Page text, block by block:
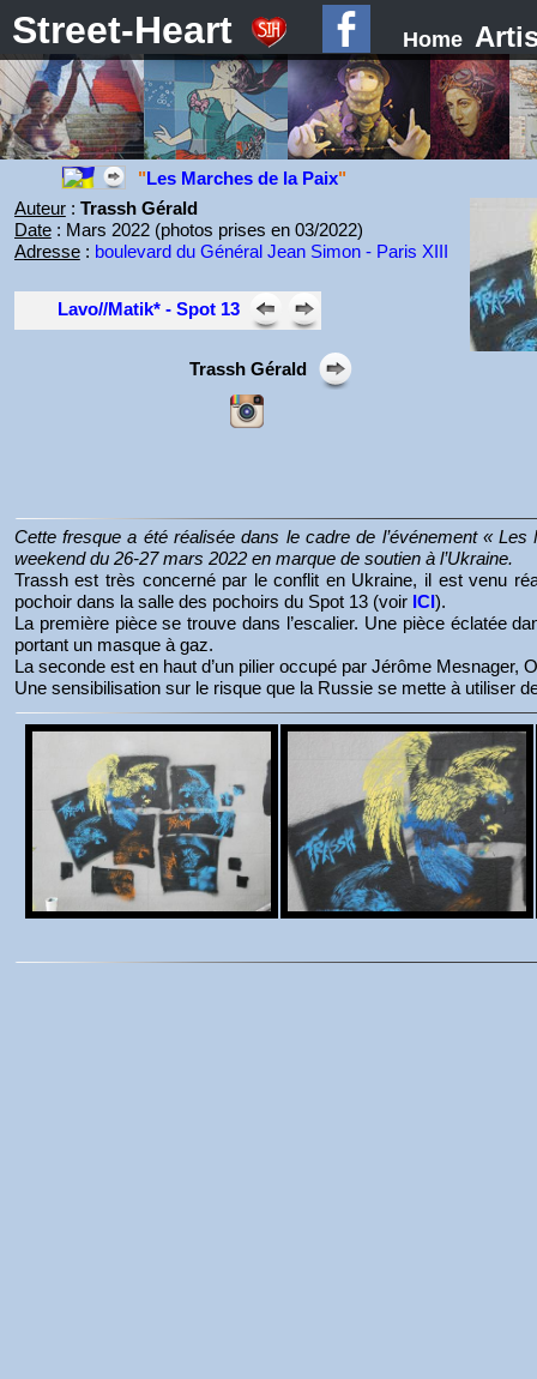
Street-Heart Home
"Les Marches de la Paix"
Auteur: Trassh Gérald
Date: Mars 2022 (photos prises en 03/2022)
Adresse: boulevard du Général Jean Simon - Paris XIII
Lavo//Matik* - Spot 13
Trassh Gérald
Cette fresque a été réalisée dans le cadre de l’événement «
weekend du 26-27 mars 2022 en marque de soutien à l’Ukraine.
Trassh est très concerné par le conflit en Ukraine, il est venu
pochoir dans la salle des pochoirs du Spot 13 (voir ICI).
La première pièce se trouve dans l’escalier. Une pièce éclatée
portant un masque à gaz.
La seconde est en haut d’un pilier occupé par Jérôme
Une sensibilisation sur le risque que la Russie se mette à utiliser